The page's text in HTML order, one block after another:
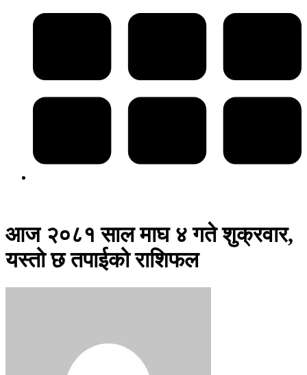
आज २०८१ साल माघ ४ गते शुक्रवार,
यस्तो छ तपाईको राशिफल